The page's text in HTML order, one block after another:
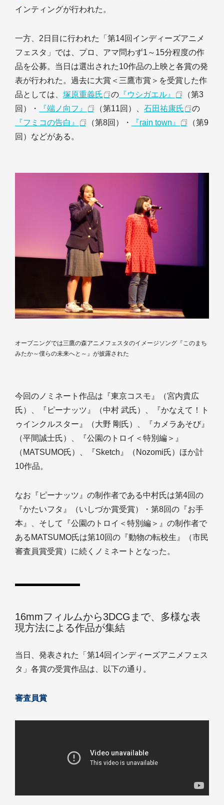
インティングが行われた。
一方、2日目に行われた「第14回インディーズアニメ
フェスタ」では、プロ、アマ問わず1～15分程度の作
品を公募。当日は選出された10作品の上映と各賞の発
表が行われた。過去に大賞＜三鷹市賞＞を受賞した作
品としては、 塚原重義氏 の 『ウシガエル』
（第3
回）・
『端ノ向フ』 （第11回）、 石田祐康氏
の
『フミコの告白』
（第8回）・ 『rain town』
（第9
回）などがある。
オープニングでは三鷹の森アニメフェスタのイメージソング『このまち
みたか～僕らの未来へと～』が披露された
今回のノミネート作品は『東京コスモ』（宮内貴広
氏）、『ピーナッツ』（中村 武氏）、『かなえて！ト
ゥインクルスター』（大野 剛氏）、『カメラあそび』
（平間誠士氏）、『公園のトロイ＜特別編＞』
（MATSUMO氏）、『Sketch』（Nozomi氏）ほか計
10作品。
なお『ピーナッツ』の制作者である中村氏は第4回の
『かたいフタ』（いしづか賞受賞）・第8回の『お手
本』、そして『公園のトロイ＜特別編＞』の制作者で
あるMATSUMO氏は第10回の『動物の転校生』（市民
審査員賞受賞）に続くノミネートとなった。
16mmフィルムから3DCGまで、多様な表
現方法による作品が集結
当日、発表された「第14回インディーズアニメフェス
タ」各賞の受賞作品は、以下の通り。
審査員賞